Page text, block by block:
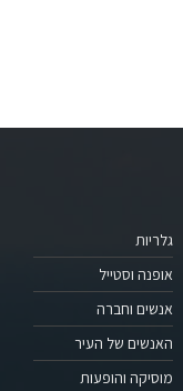
גלריות
אופנה וסטייל
אנשים וחברה
האנשים של העיר
מוסיקה והופעות